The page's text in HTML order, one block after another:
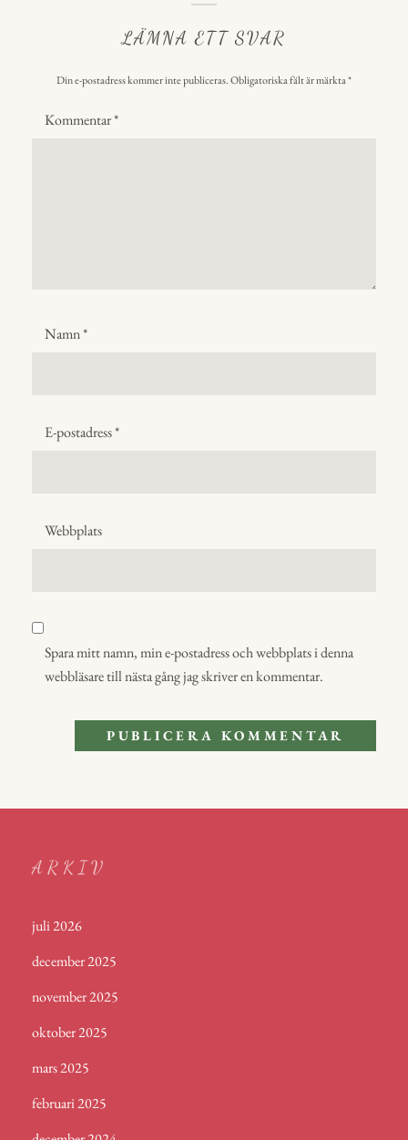
LÄMNA ETT SVAR
Din e-postadress kommer inte publiceras.Obligatoriska fält är märkta*
Kommentar*
Namn*
E-postadress*
Webbplats
Spara mitt namn, min e-postadress och webbplats i denna
webbläsare till nästa gång jag skriver en kommentar.
ARKIV
juli 2026
december 2025
november 2025
oktober 2025
mars 2025
februari 2025